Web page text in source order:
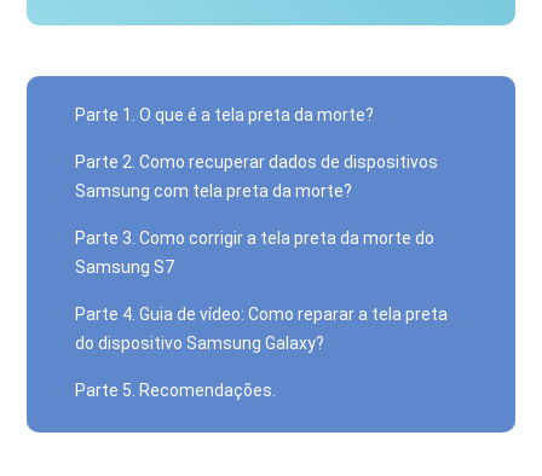
Parte 1. O que é a tela preta da morte?
Parte 2. Como recuperar dados de dispositivos
Samsung com tela preta da morte?
Parte 3. Como corrigir a tela preta da morte do
Samsung S7
Parte 4. Guia de vídeo: Como reparar a tela preta
do dispositivo Samsung Galaxy?
Parte 5. Recomendações.